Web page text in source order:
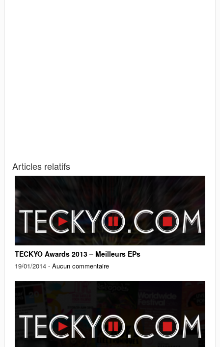
Articles relatifs
TECKYO Awards 2013 – Meilleurs EPs
19/01/2014 - Aucun commentaire